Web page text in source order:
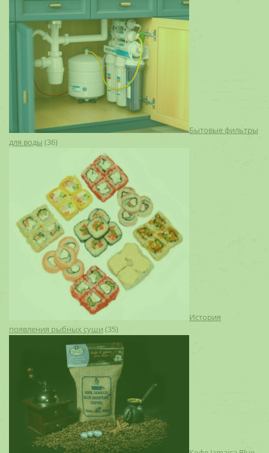
Бытовые фильтры
для воды (36)
История
появления рыбных суши (35)